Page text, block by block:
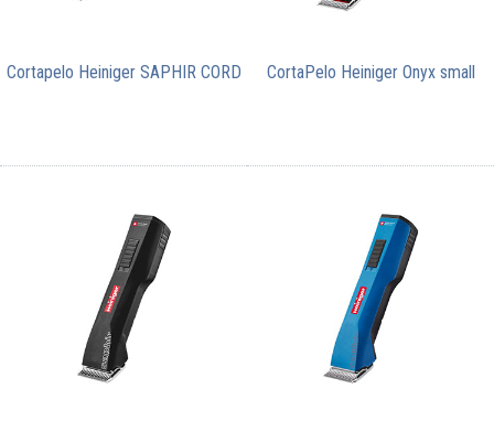
Cortapelo Heiniger SAPHIR CORD CortaPelo Heiniger Onyx small